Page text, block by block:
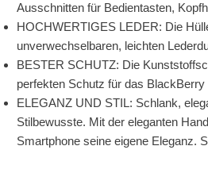
Ausschnitten für Bedientasten,
HOCHWERTIGES LEDER: Die
unverwechselbaren, leichten
BESTER SCHUTZ: Die
perfekten Schutz für das
ELEGANZ UND STIL: Schlank,
Stilbewusste. Mit der eleganten
Smartphone seine eigene Eleganz.